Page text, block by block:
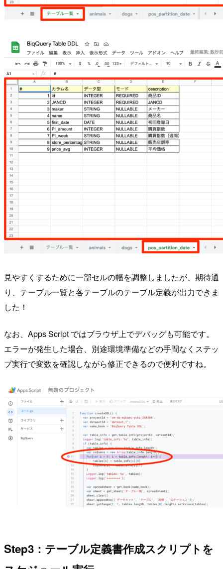
見やすくするために一部セルの幅を調整しましたが、期待通
り、テーブル一覧と各テーブルのテーブル定義が出力できま
した！
なお、Apps Script ではブラウザ上でデバッグも可能です。
エラーが発生した場合、別途環境準備などの手間なくステッ
プ実行で変数を確認しながら修正できるので便利ですね。
Step3：テーブル定義書作成スクリプトを